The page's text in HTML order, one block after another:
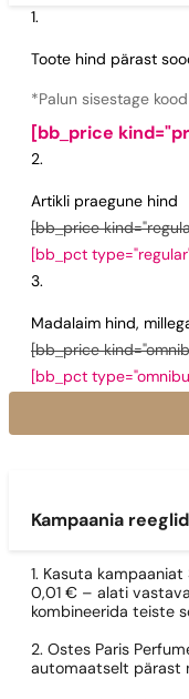
Toote hind pärast
*Palun sisestage
[bb_price
Artikli praegune hind
[bb_price
[bb_pct
Madalaim hind,
[bb_price
[bb_pct
Kampaania reeglid
1. Kasuta kampaaniat
0,01 € – alati
kombineerida teiste
2. Ostes Paris
automaatselt pärast